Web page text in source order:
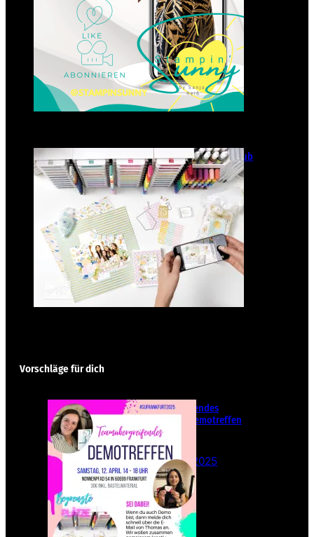
GANZ NEU: Scrapbooking Club
2025
21. Januar 2025
Vorschläge für dich
Teamübergreifendes
Stampin‘ Up! Demotreffen
– Sei dabei!
26. Februar 2025